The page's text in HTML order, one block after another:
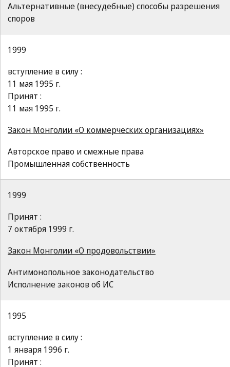
Альтернативные (внесудебные) способы разрешения
споров
1999
вступление в силу :
11 мая 1995 г.
Принят :
11 мая 1995 г.
Закон Монголии «О коммерческих организациях»
Авторское право и смежные права
Промышленная собственность
1999
Принят :
7 октября 1999 г.
Закон Монголии «О продовольствии»
Антимонопольное законодательство
Исполнение законов об ИС
1995
вступление в силу :
1 января 1996 г.
Принят :